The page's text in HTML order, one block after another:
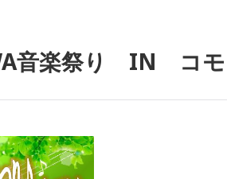
音楽祭り IN コ